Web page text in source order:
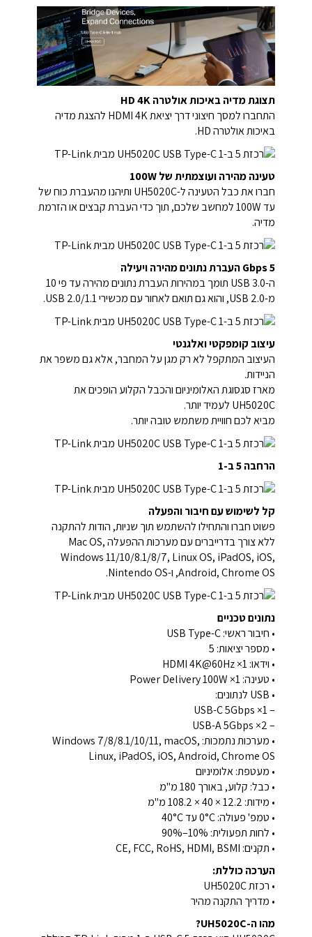
תצוגת מדיה באיכות אולטרה HD 4K
התחברו למסך חיצוני דרך יציאת HDMI 4K להצגת מדיה
באיכות אולטרה HD.
טעינה מהירה ועוצמתית של 100W
חברו את כבל הטעינה ל-UH5020C ותיהנו מהעברת כוח של
עד 100W למחשב שלכם, תוך כדי העברת קבצים או הזרמת
מדיה.
5 Gbps העברת נתונים מהירה ויעילה
ה-USB 3.0 תומך במהירות העברת נתונים מהירה עד פי 10
מ-USB 2.0, והוא גם תואם לאחור עם מכשירי USB 2.0/1.1.
עיצוב קומפקטי ואלגנטי
העיצוב המתקפל לא רק מגן על המחבר, אלא גם משפר את
הניידות.
מארז סגסוגת האלומיניום והכבל הקלוע הופכים את
UH5020C לעמיד יותר.
מביא לכם חוויית משתמש טובה יותר.
הרחבה 5 ב-1
קל לשימוש עם חיבור והפעלה
פשוט חברו והתחילו להשתמש תוך שניות, הודות להתקנה
ללא צורך בדרייברים עם מערכות ההפעלה Mac OS,
Windows 11/10/8.1/8/7, Linux OS, iPadOS, iOS,
Android, Chrome OS, ו-Nintendo OS.
נתונים טכניים
• חיבור ראשי: USB Type-C
• מספר יציאות: 5
• וידאו: 1× HDMI 4K@60Hz
• טעינה: 1× Power Delivery 100W
• USB לנתונים:
– 1× USB-C 5Gbps
– 2× USB-A 5Gbps
• מערכות נתמכות: Windows 7/8/8.1/10/11, macOS,
Linux, iPadOS, iOS, Android, Chrome OS
• מעטפת: אלומיניום
• כבל: קלוע, באורך 180 מ"מ
• מידות: ‎108.2 × 40 × 12.2 מ"מ
• טמפ' פעולה: ‎0°C עד 40°C
• לחות תפעולית: 10%–90%
• תקנים: CE, FCC, RoHS, HDMI, BSMI
הערכה כוללת:
• רכזת UH5020C
• מדריך התקנה מהיר
מהו ה-UH5020C?